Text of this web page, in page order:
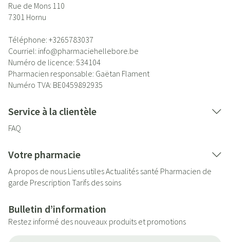
Rue de Mons 110
7301 Hornu
Téléphone: +3265783037
Courriel: info@pharmaciehellebore.be
Numéro de licence: 534104
Pharmacien responsable: Gaëtan Flament
Numéro TVA: BE0459892935
Service à la clientèle
FAQ
Votre pharmacie
A propos de nous Liens utilesActualités santé Pharmacien de
garde Prescription Tarifs des soins
Bulletin d’information
Restez informé des nouveaux produits et promotions